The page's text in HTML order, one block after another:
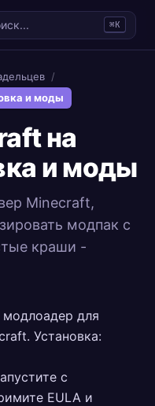
⌘K
/
и моды
на
и моды
Minecraft,
модпак с
краши -
модлоадер для
Установка:
с
EULA и